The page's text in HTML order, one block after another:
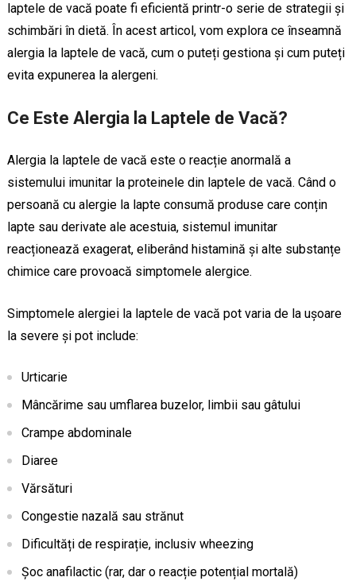
laptele de vacă poate fi eficientă printr-o serie de strategii și
schimbări în dietă. În acest articol, vom explora ce înseamnă
alergia la laptele de vacă, cum o puteți gestiona și cum puteți
evita expunerea la alergeni.
Ce Este Alergia la Laptele de Vacă?
Alergia la laptele de vacă este o reacție anormală a
sistemului imunitar la proteinele din laptele de vacă. Când o
persoană cu alergie la lapte consumă produse care conțin
lapte sau derivate ale acestuia, sistemul imunitar
reacționează exagerat, eliberând histamină și alte substanțe
chimice care provoacă simptomele alergice.
Simptomele alergiei la laptele de vacă pot varia de la ușoare
la severe și pot include:
Urticarie
Mâncărime sau umflarea buzelor, limbii sau gâtului
Crampe abdominale
Diaree
Vărsături
Congestie nazală sau strănut
Dificultăți de respirație, inclusiv wheezing
Șoc anafilactic (rar, dar o reacție potențial mortală)